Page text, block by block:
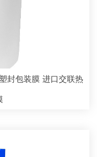
封包装膜 进口交联热